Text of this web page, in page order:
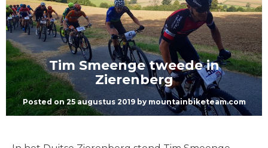
Tim Smeenge tweede in
Zierenberg
Posted on25 augustus 2019by mountainbiketeam.com